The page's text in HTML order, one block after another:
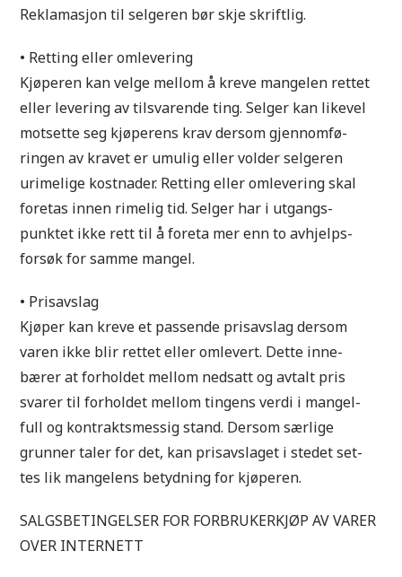
Reklamasjon til selgeren bør skje skriftlig.
• Retting eller omlevering
Kjøperen kan velge mellom å kreve mangelen rettet
eller levering av tilsvarende ting. Selger kan likevel
motsette seg kjøperens krav dersom gjennomfø-
ringen av kravet er umulig eller volder selgeren
urimelige kostnader. Retting eller omlevering skal
foretas innen rimelig tid. Selger har i utgangs-
punktet ikke rett til å foreta mer enn to avhjelps-
forsøk for samme mangel.
• Prisavslag
Kjøper kan kreve et passende prisavslag dersom
varen ikke blir rettet eller omlevert. Dette inne-
bærer at forholdet mellom nedsatt og avtalt pris
svarer til forholdet mellom tingens verdi i mangel-
full og kontraktsmessig stand. Dersom særlige
grunner taler for det, kan prisavslaget i stedet set-
tes lik mangelens betydning for kjøperen.
SALGSBETINGELSER FOR FORBRUKERKJØP AV VARER
OVER INTERNETT